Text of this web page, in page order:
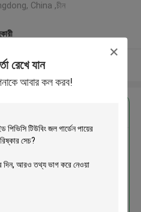
রেখে যান
আবার কল করব!
China ,চীন
দেখুন
পিভিসি টিউবিং জল গার্ডেন পায়ের
নল একা লেয়ার পরিষ্কার সেচ